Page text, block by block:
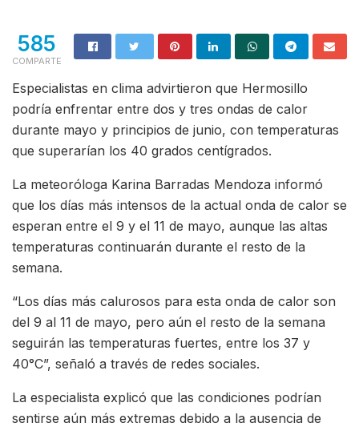
585
COMPARTE
Especialistas en clima advirtieron que Hermosillo
podría enfrentar entre dos y tres ondas de calor
durante mayo y principios de junio, con temperaturas
que superarían los 40 grados centígrados.
La meteoróloga Karina Barradas Mendoza informó
que los días más intensos de la actual onda de calor se
esperan entre el 9 y el 11 de mayo, aunque las altas
temperaturas continuarán durante el resto de la
semana.
“Los días más calurosos para esta onda de calor son
del 9 al 11 de mayo, pero aún el resto de la semana
seguirán las temperaturas fuertes, entre los 37 y
40°C”, señaló a través de redes sociales.
La especialista explicó que las condiciones podrían
sentirse aún más extremas debido a la ausencia de